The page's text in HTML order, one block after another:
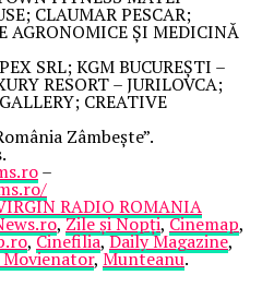
CLAUMAR PESCAR;
AGRONOMICE ȘI MEDICINĂ
SRL; KGM BUCUREȘTI –
RESORT – JURILOVCA;
CREATIVE
Zâmbește”.
.
–
RADIO ROMANIA
,Zile și Nopți,Cinemap,
,Cinefilia,Daily Magazine,
,Munteanu.